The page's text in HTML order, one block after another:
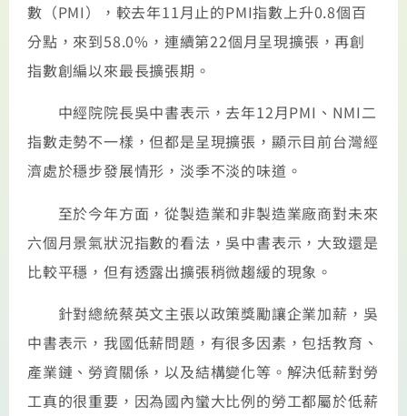
數（PMI），較去年11月止的PMI指數上升0.8個百
分點，來到58.0%，連續第22個月呈現擴張，再創
指數創編以來最長擴張期。
中經院院長吳中書表示，去年12月PMI、NMI二
指數走勢不一樣，但都是呈現擴張，顯示目前台灣經
濟處於穩步發展情形，淡季不淡的味道。
至於今年方面，從製造業和非製造業廠商對未來
六個月景氣狀況指數的看法，吳中書表示，大致還是
比較平穩，但有透露出擴張稍微趨緩的現象。
針對總統蔡英文主張以政策獎勵讓企業加薪，吳
中書表示，我國低薪問題，有很多因素，包括教育、
產業鏈、勞資關係，以及結構變化等。解決低薪對勞
工真的很重要，因為國內蠻大比例的勞工都屬於低薪